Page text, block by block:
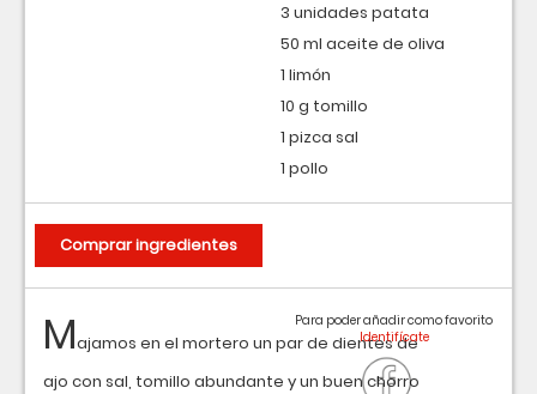
Majamos en el mortero un par de dientes de
ajo con sal, tomillo abundante y un buen chorro
Para poder añadir como favorito
3 unidades patata
50 ml aceite de oliva
1 limón
10 g tomillo
1 pizca sal
1 pollo
Comprar ingredientes